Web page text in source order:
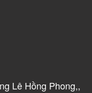
Lê Hồng Phong,,